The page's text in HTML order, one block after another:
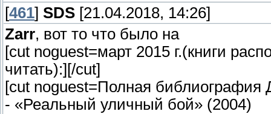
[461] SDS [21.04.2018, 14:26]
Zarr, вот то что было на
[cut noguest=март 2015 г.(книги
читать):] [/cut]
[cut noguest=Полная
- «Реальный уличный бой» (2004)